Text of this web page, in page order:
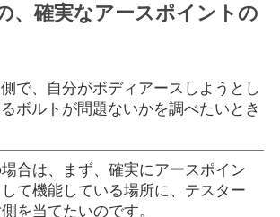
、確実なアースポイントの
で、自分がボディアースしようとし
ボルトが問題ないかを調べたいとき
場合は、まず、確実にアースポイン
して機能している場所に、テスター
を当てたいのです。